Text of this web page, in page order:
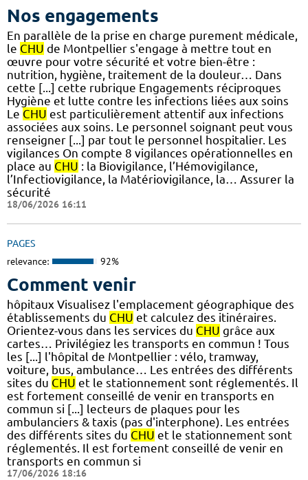
Nos engagements
En parallèle de la prise en charge purement médicale,
le CHU de Montpellier s'engage à mettre tout en
œuvre pour votre sécurité et votre bien-être :
nutrition, hygiène, traitement de la douleur… Dans
cette [...] cette rubrique Engagements réciproques
Hygiène et lutte contre les infections liées aux soins
Le CHU est particulièrement attentif aux infections
associées aux soins. Le personnel soignant peut vous
renseigner [...] par tout le personnel hospitalier. Les
vigilances On compte 8 vigilances opérationnelles en
place au CHU : la Biovigilance, l’Hémovigilance,
l’Infectiovigilance, la Matériovigilance, la… Assurer la
sécurité
18/06/2026 16:11
PAGES
relevance: 92%
Comment venir
hôpitaux Visualisez l'emplacement géographique des
établissements du CHU et calculez des itinéraires.
Orientez-vous dans les services du CHU grâce aux
cartes… Privilégiez les transports en commun ! Tous
les [...] l'hôpital de Montpellier : vélo, tramway,
voiture, bus, ambulance… Les entrées des différents
sites du CHU et le stationnement sont réglementés. Il
est fortement conseillé de venir en transports en
commun si [...] lecteurs de plaques pour les
ambulanciers & taxis (pas d'interphone). Les entrées
des différents sites du CHU et le stationnement sont
réglementés. Il est fortement conseillé de venir en
transports en commun si
17/06/2026 18:16